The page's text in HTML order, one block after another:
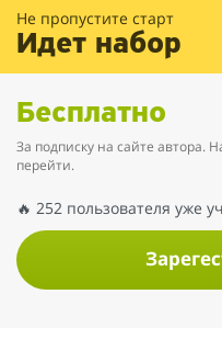
Не пропустите старт
Идет набор
Бесплатно
За подписку на сайте автора.
перейти.
🔥 252 пользователя уже